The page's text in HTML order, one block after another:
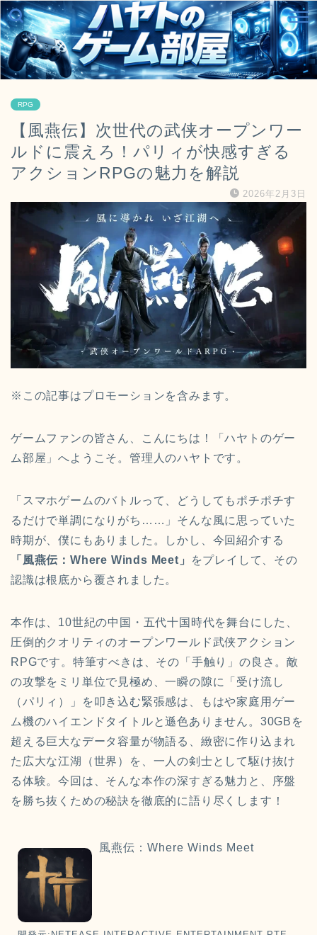
RPG
【風燕伝】次世代の武侠オープンワー
ルドに震えろ！パリィが快感すぎる
アクションRPGの魅力を解説
2026年2月3日
※この記事はプロモーションを含みます。
ゲームファンの皆さん、こんにちは！「ハヤトのゲー
ム部屋」へようこそ。管理人のハヤトです。
「スマホゲームのバトルって、どうしてもポチポチす
るだけで単調になりがち……」そんな風に思っていた
時期が、僕にもありました。しかし、今回紹介する
「風燕伝：Where Winds Meet」
をプレイして、その
認識は根底から覆されました。
本作は、10世紀の中国・五代十国時代を舞台にした、
圧倒的クオリティのオープンワールド武侠アクション
RPGです。特筆すべきは、その「手触り」の良さ。敵
の攻撃をミリ単位で見極め、一瞬の隙に「受け流し
（パリィ）」を叩き込む緊張感は、もはや家庭用ゲー
ム機のハイエンドタイトルと遜色ありません。30GBを
超える巨大なデータ容量が物語る、緻密に作り込まれ
た広大な江湖（世界）を、一人の剣士として駆け抜け
る体験。今回は、そんな本作の深すぎる魅力と、序盤
を勝ち抜くための秘訣を徹底的に語り尽くします！
風燕伝：Where Winds Meet